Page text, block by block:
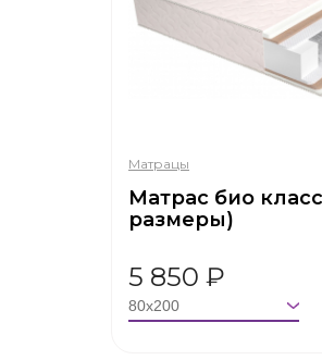
Матрацы
Матрас био
размеры)
5 850 ₽